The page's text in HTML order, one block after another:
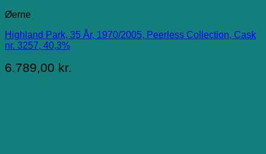
Øerne
Highland Park, 35 År, 1970/2005, Peerless Collection, Cask
nr. 3257, 40,3%
6.789,00 kr.